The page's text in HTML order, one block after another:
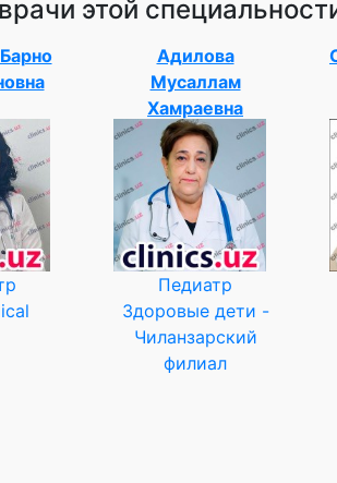
этой
Адилова
Мусаллам
Хамраевна
Педиатр
Здоровые дети -
Чиланзарский
филиал